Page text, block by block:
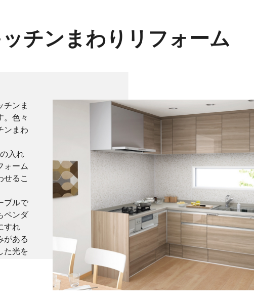
チンまわりリフォーム
チンま
。色々
ンまわ
入れ
ォーム
せるこ
ブルで
ペンダ
すれ
がある
た光を